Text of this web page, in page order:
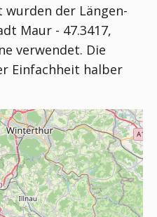
der Längen-
Maur - 47.3417,
verwendet. Die
Einfachheit halber